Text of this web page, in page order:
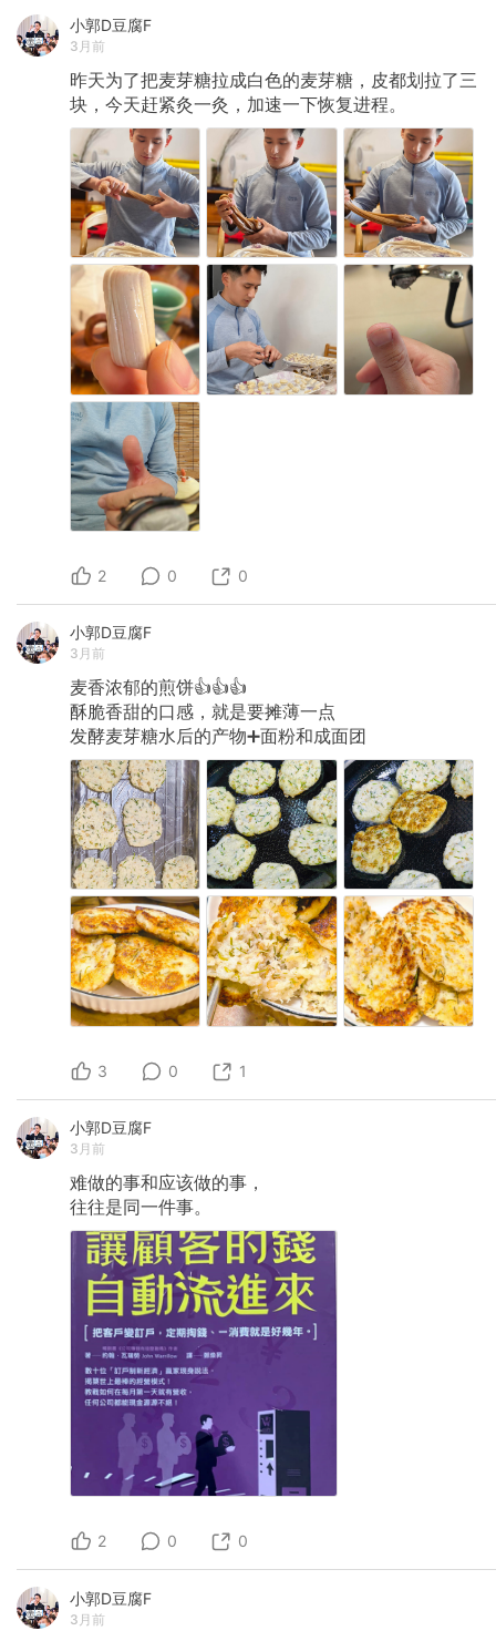
小郭D豆腐F
3月前
昨天为了把麦芽糖拉成白色的麦芽糖，皮都划拉了三
块，今天赶紧灸一灸，加速一下恢复进程。
2 0 0
小郭D豆腐F
3月前
麦香浓郁的煎饼👍👍👍
酥脆香甜的口感，就是要摊薄一点
发酵麦芽糖水后的产物➕面粉和成面团
3 0 1
小郭D豆腐F
3月前
难做的事和应该做的事，
往往是同一件事。
2 0 0
小郭D豆腐F
3月前